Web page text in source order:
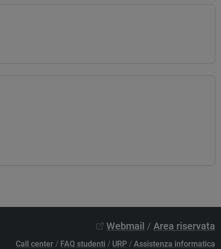
Webmail / Area riservata
Call center / FAQ studenti / URP / Assistenza informatica